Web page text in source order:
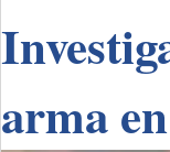
arma